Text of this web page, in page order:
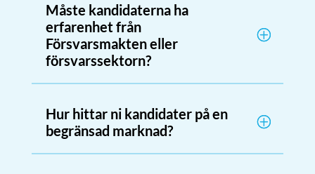
Måste kandidaterna ha
erfarenhet från
Försvarsmakten eller
försvarssektorn?
Hur hittar ni kandidater på en
begränsad marknad?